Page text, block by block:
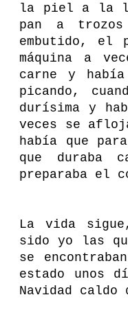
la piel a la
pan a
embutido, el
máquina a
carne y
picando,
durísima y
veces se
había que
que duraba
preparaba el
La vida
sido yo las
se
estado unos
Navidad caldo